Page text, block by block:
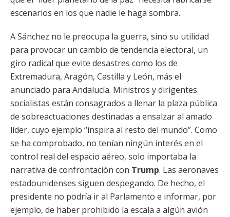
escenarios en los que nadie le haga sombra.
A Sánchez no le preocupa la guerra, sino su utilidad
para provocar un cambio de tendencia electoral, un
giro radical que evite desastres como los de
Extremadura, Aragón, Castilla y León, más el
anunciado para Andalucía. Ministros y dirigentes
socialistas están consagrados a llenar la plaza pública
de sobreactuaciones destinadas a ensalzar al amado
líder, cuyo ejemplo “inspira al resto del mundo”. Como
se ha comprobado, no tenían ningún interés en el
control real del espacio aéreo, solo importaba la
narrativa de confrontación con Trump. Las aeronaves
estadounidenses siguen despegando. De hecho, el
presidente no podría ir al Parlamento e informar, por
ejemplo, de haber prohibido la escala a algún avión